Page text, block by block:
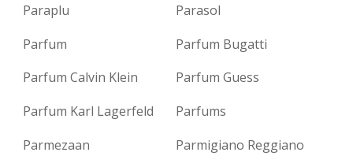
Paraplu
Parasol
Parfum
Parfum Bugatti
Parfum Calvin Klein
Parfum Guess
Parfum Karl Lagerfeld
Parfums
Parmezaan
Parmigiano Reggiano